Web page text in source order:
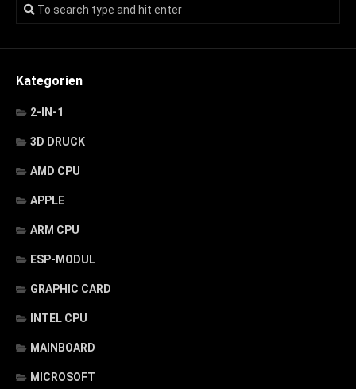
Kategorien
2-IN-1
3D DRUCK
AMD CPU
APPLE
ARM CPU
ESP-MODUL
GRAPHIC CARD
INTEL CPU
MAINBOARD
MICROSOFT